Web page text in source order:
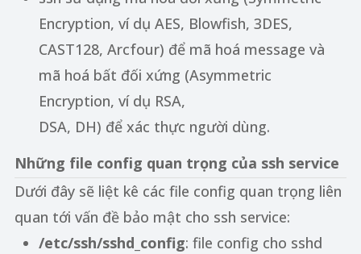
Encryption, ví dụ AES, Blowfish, 3DES,
CAST128, Arcfour) để mã hoá message và
mã hoá bất đối xứng (Asymmetric
Encryption, ví dụ RSA,
DSA, DH) để xác thực người dùng.
Những file config quan trọng của ssh service
Dưới đây sẽ liệt kê các file config quan trọng liên
quan tới vấn đề bảo mật cho ssh service:
/etc/ssh/sshd_config: file config cho sshd